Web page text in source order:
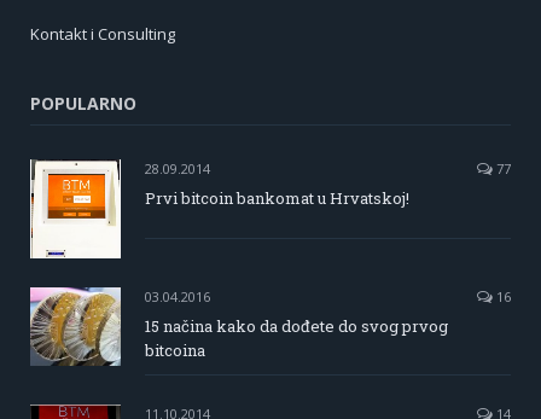
Kontakt i Consulting
POPULARNO
28.09.2014 77
Prvi bitcoin bankomat u Hrvatskoj!
03.04.2016 16
15 načina kako da dođete do svog prvog
bitcoina
11.10.2014 14